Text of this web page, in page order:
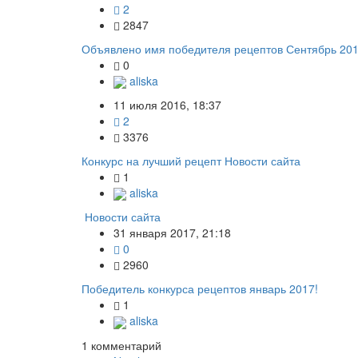
2
2847
Объявлено имя победителя рецептов Сентябрь
0
aliska
11 июля 2016, 18:37
2
3376
Конкурс на лучший рецепт Новости сайта
1
aliska
Новости сайта
31 января 2017, 21:18
0
2960
Победитель конкурса рецептов январь 2017!
1
aliska
1 комментарий